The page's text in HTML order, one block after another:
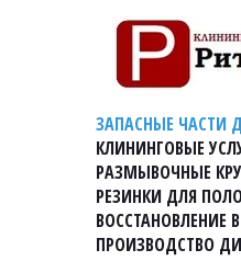
ЗАПАСНЫЕ ЧАСТИ
КЛИНИНГОВЫЕ
РАЗМЫВОЧНЫЕ
РЕЗИНКИ ДЛЯ
ВОССТАНОВЛЕНИЕ
ПРОИЗВОДСТВО